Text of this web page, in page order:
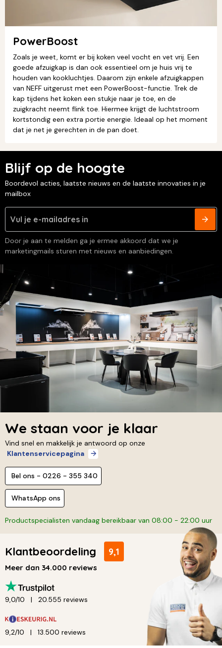
PowerBoost
Zoals je weet, komt er bij koken veel vocht en vet vrij. Een
goede afzuigkap is dan ook essentieel om je huis vrij te
houden van kookluchtjes. Daarom zijn enkele afzuigkappen
van NEFF uitgerust met een PowerBoost-functie. Trek de
kap tijdens het koken een stukje naar je toe, en de
zuigkracht neemt flink toe. Hiermee krijgt de luchtstroom
kortstondig een extra portie energie. Ideaal op het moment
dat je net je gerechten in de pan doet.
Blijf op de hoogte
Boordevol acties, laatste nieuws en de laatste innovaties in je
mailbox
Door je aan te melden ga je ermee akkoord dat we je
marketingmails sturen met nieuws en aanbiedingen.
We staan voor je klaar
Vind snel en makkelijk je antwoord op onze
Klantenservicepagina
Bel ons - 0226 - 355 340
WhatsApp ons
Productspecialisten vandaag bereikbaar van 08:00 - 22:00 uur
Klantbeoordeling 9,1
Meer dan 34.000 reviews
9,0/10 20.555 reviews
9,2/10 13.500 reviews